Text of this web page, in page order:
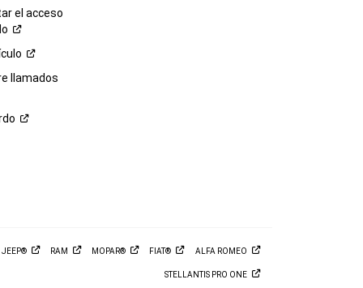
el acceso
llamados
JEEP® RAM MOPAR® FIAT® ALFA ROMEO
STELLANTIS PRO ONE